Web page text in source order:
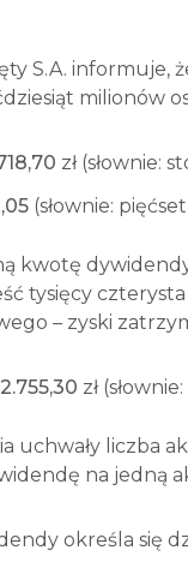
S.A. informuje,
milionów
zł (słownie:
(słownie:
kwotę
tysięcy
– zyski
zł
uchwały liczba
na jedną
określa się